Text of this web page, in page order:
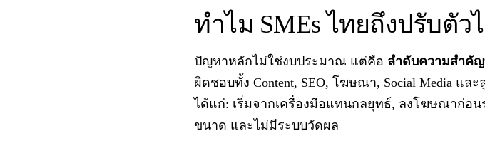
ทำไม SMEs ไทยถึงปรับตัว
ปัญหาหลักไม่ใช่งบประมาณ แต่คือ ลำดับความสำคั
ผิดชอบทั้ง Content, SEO, โฆษณา, Social Media
ได้แก่: เริ่มจากเครื่องมือแทนกลยุทธ์, ลงโฆษณาก่อ
ขนาด และไม่มีระบบวัดผล